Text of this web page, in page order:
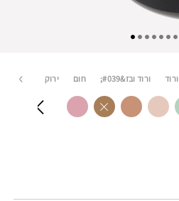
ורוד ורוד ובז&#039; חום ירוק כחול